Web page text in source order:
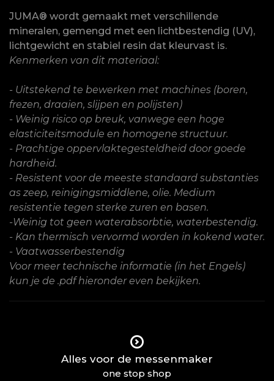
JUMA® wordt gemaakt met verschillende
mineralen, gemengd met een lichtbestendig (UV),
lichtgewicht en stabiel resin dat kleurvast is.
Kenmerken van dit materiaal:
- Uitstekend te bewerken met machines (boren,
frezen, draaien, slijpen en polijsten)
- Weinig risico op breuk, vanwege een hoge
elasticiteitsmodule en homogene structuur.
- Prachtige oppervlaktegesteldheid door goede
hardheid.
- Resistent voor de meeste standaard substanties
as zeep, reinigingsmiddlene, olie. Medium
resistentie tegen sterke zuren en basen.
-Weinig tot geen waterabsorbtie, waterbestendig.
- Kan thermisch vervormd worden in kokend water.
- Vaatwasserbestendig
Voor meer technische informatie (in het Engels)
kun je de .pdf hieronder even bekijken.
Alles voor de messenmaker
one stop shop